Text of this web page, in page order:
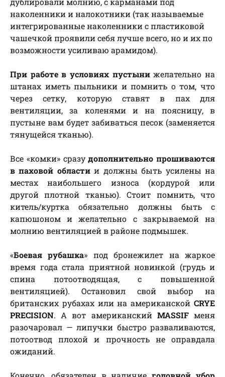
наколенники и налокотники (так называемые
интегрированные наколенники с пластиковой
чашечкой проявили себя лучше всего, но и их по
возможности усиливаю арамидом).
При работе в условиях пустынижелательно на
штанах иметь пыльники и помнить о том, что
через сетку, которую ставят в пах для
вентиляции, за коленями и на поясницу, в
пустыне вам будет забиваться песок (заменяется
тянущейся тканью).
Все «комки» сразудополнительно прошиваются
в паховой областии должны быть усилены на
местах наибольшего износа (кордурой или
другой плотной тканью). Стоит помнить, что
китель/куртка обязательно должны быть с
капюшоном и желательно с закрываемой на
молнию вентиляцией в районе подмышек.
«Боевая рубашка» под бронежилет на жаркое
время года стала приятной новинкой (грудь и
спина потоотводящая, с повышенной
вентиляцией). Остановил свой выбор на
британских рубахах или на американской CRYE
PRECISION. А вот американский MASSIFменя
разочаровал — липучки быстро разваливаются,
потоотвод плохой и прочность не оправдала
ожиданий.